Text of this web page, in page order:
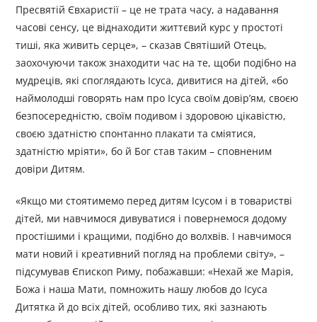
Пресвятій Євхаристії – це не трата часу, а надавання
часові сенсу, це віднаходити життєвий курс у простоті
тиші, яка живить серце», – сказав Святіший Отець,
заохочуючи також знаходити час на те, щоби подібно на
мудреців, які споглядають Ісуса, дивитися на дітей, «бо
наймолодші говорять нам про Ісуса своїм довір’ям, своєю
безпосередністю, своїм подивом і здоровою цікавістю,
своєю здатністю спонтанно плакати та сміятися,
здатністю мріяти», бо й Бог став таким – сповненим
довіри Дитям.
«Якщо ми стоятимемо перед дитям Ісусом і в товаристві
дітей, ми навчимося дивуватися і повернемося додому
простішими і кращими, подібно до волхвів. І навчимося
мати новий і креативний погляд на проблеми світу», –
підсумував Єпископ Риму, побажавши: «Нехай же Марія,
Божа і наша Мати, помножить нашу любов до Ісуса
Дитятка й до всіх дітей, особливо тих, які зазнають